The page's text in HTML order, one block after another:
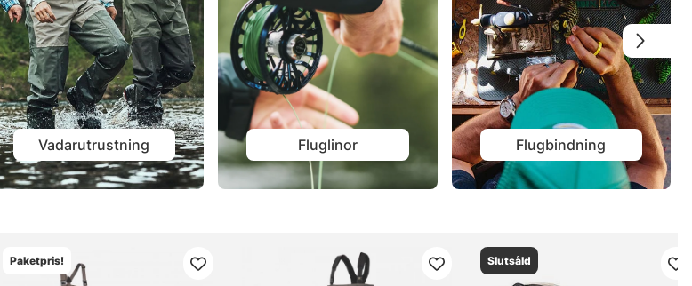
Vadarutrustning Fluglinor Flugbindning
Paketpris! Slutsåld